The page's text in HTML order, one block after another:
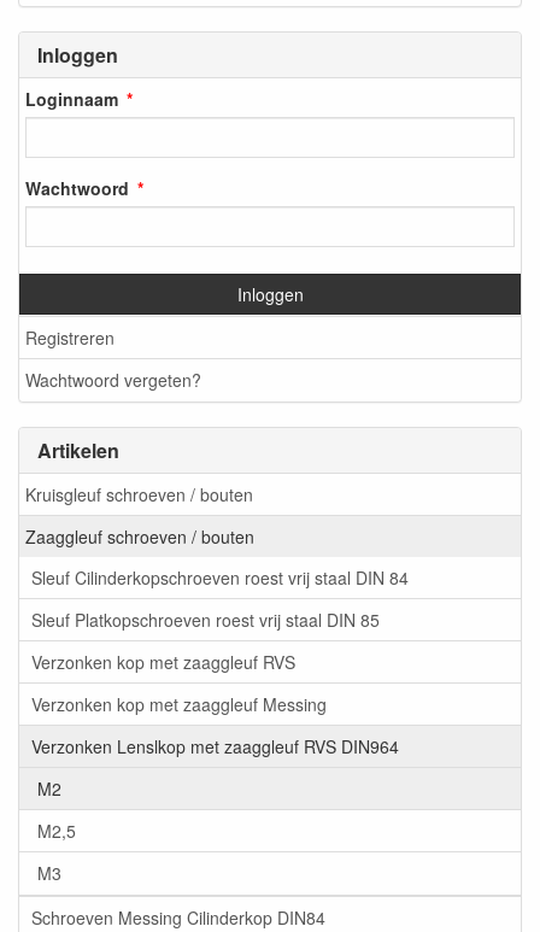
Inloggen
Loginnaam
Wachtwoord
Inloggen
Registreren
Wachtwoord vergeten?
Artikelen
Kruisgleuf schroeven / bouten
Zaaggleuf schroeven / bouten
Sleuf Cilinderkopschroeven roest vrij staal DIN 84
Sleuf Platkopschroeven roest vrij staal DIN 85
Verzonken kop met zaaggleuf RVS
Verzonken kop met zaaggleuf Messing
Verzonken Lenslkop met zaaggleuf RVS DIN964
M2
M2,5
M3
Schroeven Messing Cilinderkop DIN84